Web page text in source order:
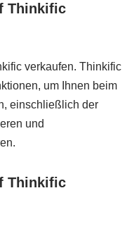
Thinkific
verkaufen. Thinkific
um Ihnen beim
einschließlich der
und
Thinkific